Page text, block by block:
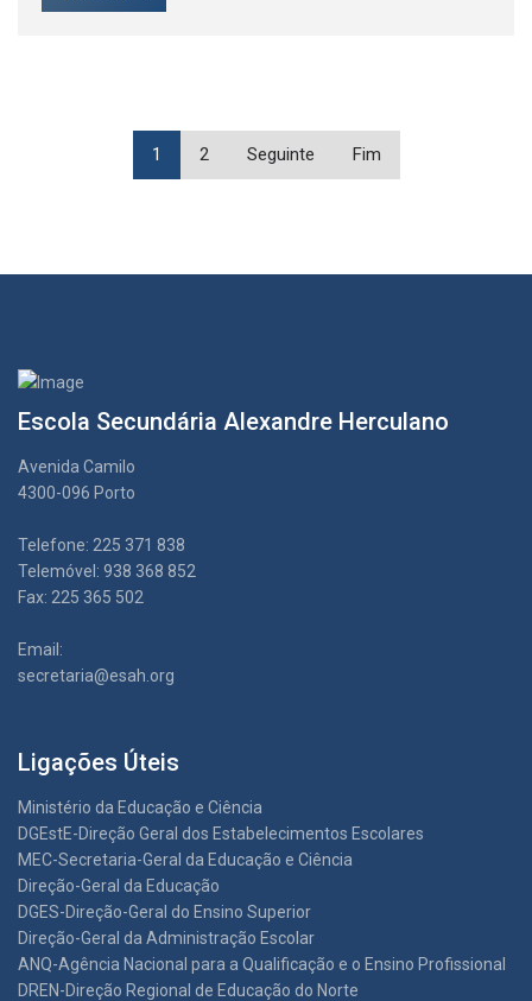
1 2 Seguinte Fim
Escola Secundária Alexandre Herculano
Avenida Camilo
4300-096 Porto
Telefone: 225 371 838
Telemóvel: 938 368 852
Fax: 225 365 502
Email:
secretaria@esah.org
Ligações Úteis
Ministério da Educação e Ciência
DGEstE-Direção Geral dos Estabelecimentos Escolares
MEC-Secretaria-Geral da Educação e Ciência
Direção-Geral da Educação
DGES-Direção-Geral do Ensino Superior
Direção-Geral da Administração Escolar
ANQ-Agência Nacional para a Qualificação e o Ensino Profissional
DREN-Direção Regional de Educação do Norte